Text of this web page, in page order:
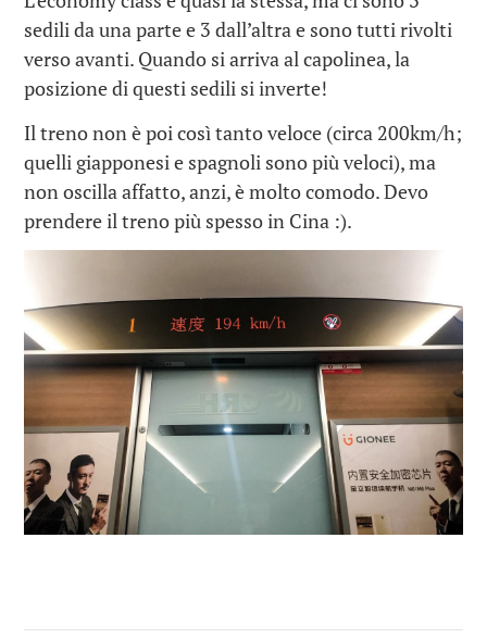
sedili da una parte e 3 dall’altra e sono tutti rivolti
verso avanti. Quando si arriva al capolinea, la
posizione di questi sedili si inverte!
Il treno non è poi così tanto veloce (circa 200km/h;
quelli giapponesi e spagnoli sono più veloci), ma
non oscilla affatto, anzi, è molto comodo. Devo
prendere il treno più spesso in Cina :).